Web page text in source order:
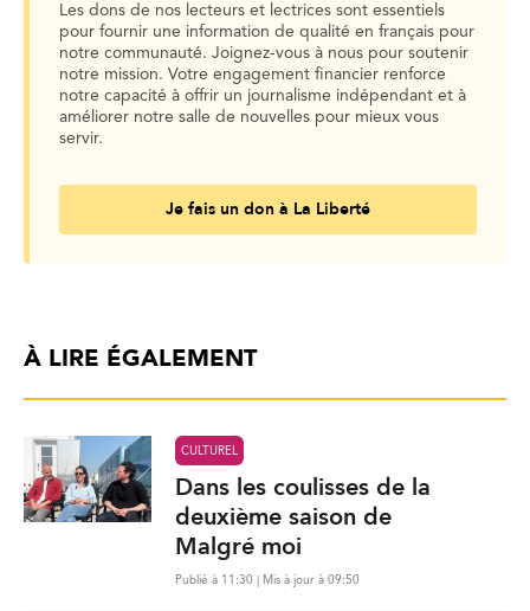
Les dons de nos lecteurs et lectrices sont essentiels
pour fournir une information de qualité en français pour
notre communauté. Joignez-vous à nous pour soutenir
notre mission. Votre engagement financier renforce
notre capacité à offrir un journalisme indépendant et à
améliorer notre salle de nouvelles pour mieux vous
servir.
Je fais un don à La Liberté
À LIRE ÉGALEMENT
CULTUREL
Dans les coulisses de la
deuxième saison de
Malgré moi
Publié à 11:30 | Mis à jour à 09:50